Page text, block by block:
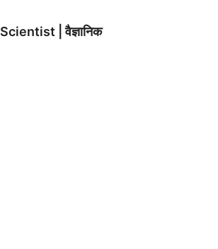
Scientist | वैज्ञानिक